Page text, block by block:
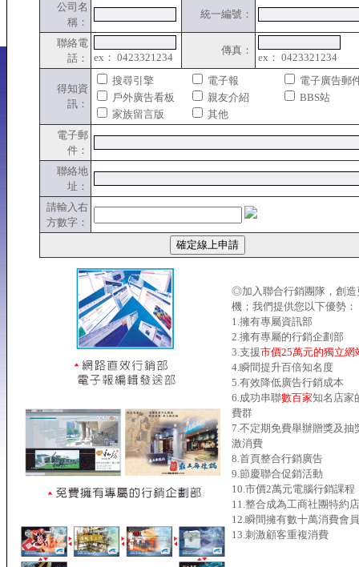
公司名
稱：
統一編號：
聯絡電
話：
ex： 0423321234
傳真：
ex： 0423321234
得知資
訊：
搜尋引擎 電子報
電子廣告郵
戶外廣告看板
親友介紹
BBS站
家族留言版
其他
電子郵
件：
聯絡地
址：
請輸入右
方數字：
◎加入聯合行銷團隊，創造
機；我們提供您以下優勢：
1.擁有專屬資訊部
2.擁有專屬的行銷企劃部
3.支援市價25萬元的獨立網
4.瞬間提升百倍知名度
5.有效降低廣告行銷成本
6.成功串聯數百家知名店家
費群
7.不定期免費舉辦贈獎及抽
激消費
8.首頁整合行銷廣告
9.節慶聯合促銷活動
10.市價2萬元電腦行銷課程
11.整合成為工商社團特約店
12.瞬間擁有數十萬消費會員
13.刺激顧客重複消費